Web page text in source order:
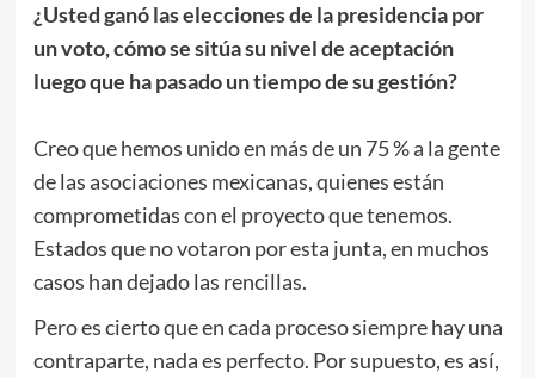
¿Usted ganó las elecciones de la presidencia por
un voto, cómo se sitúa su nivel de aceptación
luego que ha pasado un tiempo de su gestión?
Creo que hemos unido en más de un 75 % a la gente
de las asociaciones mexicanas, quienes están
comprometidas con el proyecto que tenemos.
Estados que no votaron por esta junta, en muchos
casos han dejado las rencillas.
Pero es cierto que en cada proceso siempre hay una
contraparte, nada es perfecto. Por supuesto, es así,